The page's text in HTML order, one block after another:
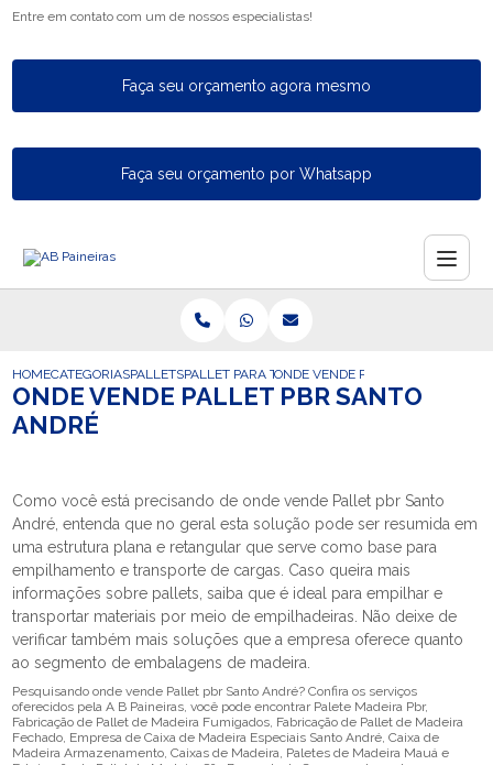
Entre em contato com um de nossos especialistas!
Faça seu orçamento agora mesmo
Faça seu orçamento por Whatsapp
HOMECATEGORIASPALLETSPALLET PARA TAMBORONDE VENDE PALLET PBR SANTO
ONDE VENDE PALLET PBR SANTO
ANDRÉ
Como você está precisando de onde vende Pallet pbr Santo
André, entenda que no geral esta solução pode ser resumida em
uma estrutura plana e retangular que serve como base para
empilhamento e transporte de cargas. Caso queira mais
informações sobre pallets, saiba que é ideal para empilhar e
transportar materiais por meio de empilhadeiras. Não deixe de
verificar também mais soluções que a empresa oferece quanto
ao segmento de embalagens de madeira.
Pesquisando onde vende Pallet pbr Santo André? Confira os serviços
oferecidos pela A B Paineiras, você pode encontrar Palete Madeira Pbr,
Fabricação de Pallet de Madeira Fumigados, Fabricação de Pallet de Madeira
Fechado, Empresa de Caixa de Madeira Especiais Santo André, Caixa de
Madeira Armazenamento, Caixas de Madeira, Paletes de Madeira Mauá e